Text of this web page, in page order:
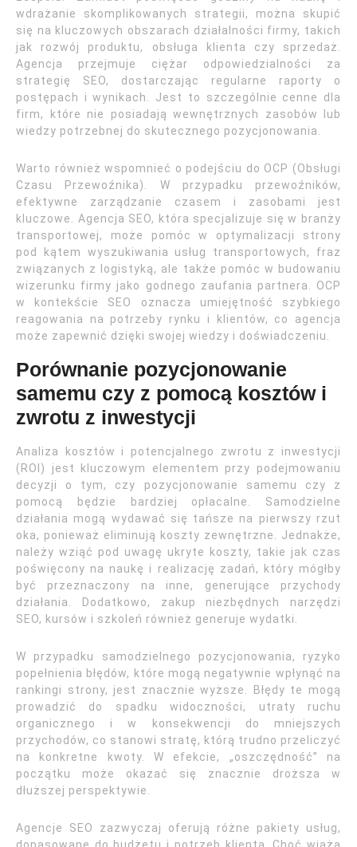
wdrażanie skomplikowanych strategii, można skupić
się na kluczowych obszarach działalności firmy, takich
jak rozwój produktu, obsługa klienta czy sprzedaż.
Agencja przejmuje ciężar odpowiedzialności za
strategię SEO, dostarczając regularne raporty o
postępach i wynikach. Jest to szczególnie cenne dla
firm, które nie posiadają wewnętrznych zasobów lub
wiedzy potrzebnej do skutecznego pozycjonowania.
Warto również wspomnieć o podejściu do OCP (Obsługi
Czasu Przewoźnika). W przypadku przewoźników,
efektywne zarządzanie czasem i zasobami jest
kluczowe. Agencja SEO, która specjalizuje się w branży
transportowej, może pomóc w optymalizacji strony
pod kątem wyszukiwania usług transportowych, fraz
związanych z logistyką, ale także pomóc w budowaniu
wizerunku firmy jako godnego zaufania partnera. OCP
w kontekście SEO oznacza umiejętność szybkiego
reagowania na potrzeby rynku i klientów, co agencja
może zapewnić dzięki swojej wiedzy i doświadczeniu.
Porównanie pozycjonowanie
samemu czy z pomocą kosztów i
zwrotu z inwestycji
Analiza kosztów i potencjalnego zwrotu z inwestycji
(ROI) jest kluczowym elementem przy podejmowaniu
decyzji o tym, czy pozycjonowanie samemu czy z
pomocą będzie bardziej opłacalne. Samodzielne
działania mogą wydawać się tańsze na pierwszy rzut
oka, ponieważ eliminują koszty zewnętrzne. Jednakże,
należy wziąć pod uwagę ukryte koszty, takie jak czas
poświęcony na naukę i realizację zadań, który mógłby
być przeznaczony na inne, generujące przychody
działania. Dodatkowo, zakup niezbędnych narzędzi
SEO, kursów i szkoleń również generuje wydatki.
W przypadku samodzielnego pozycjonowania, ryzyko
popełnienia błędów, które mogą negatywnie wpłynąć na
rankingi strony, jest znacznie wyższe. Błędy te mogą
prowadzić do spadku widoczności, utraty ruchu
organicznego i w konsekwencji do mniejszych
przychodów, co stanowi stratę, którą trudno przeliczyć
na konkretne kwoty. W efekcie, „oszczędność” na
początku może okazać się znacznie droższa w
dłuższej perspektywie.
Agencje SEO zazwyczaj oferują różne pakiety usług,